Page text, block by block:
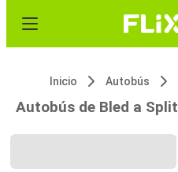
Inicio Autobús
Autobús de Bled a Split